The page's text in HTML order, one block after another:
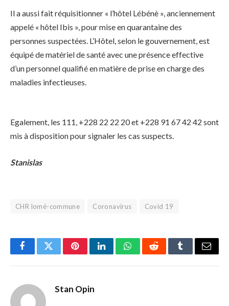
Il a aussi fait réquisitionner « l’hôtel Lébénè », anciennement
appelé « hôtel Ibis », pour mise en quarantaine des
personnes suspectées. L’Hôtel, selon le gouvernement, est
équipé de matériel de santé avec une présence effective
d’un personnel qualifié en matière de prise en charge des
maladies infectieuses.
Egalement, les 111, +228 22 22 20 et +228 91 67 42 42 sont
mis à disposition pour signaler les cas suspects.
Stanislas
CHR lomé-commune Coronavirus Covid 19
FacebookTwitterPinterestLinkedInWhatsAppRedditTumblrEmail
Stan Opin